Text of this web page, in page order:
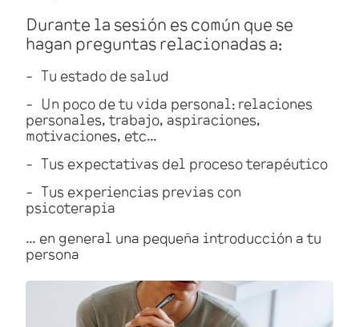
Durante la sesión es común que se
hagan preguntas relacionadas a:
Tu estado de salud
Un poco de tu vida personal: relaciones
personales, trabajo, aspiraciones,
motivaciones, etc…
Tus expectativas del proceso terapéutico
Tus experiencias previas con
psicoterapia
… en general una pequeña introducción a tu
persona